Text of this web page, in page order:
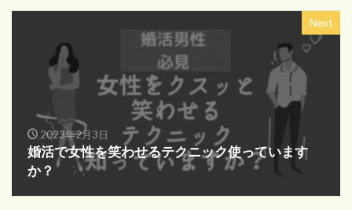
Next
2023年2月3日
婚活で女性を笑わせるテクニック使っています
か？